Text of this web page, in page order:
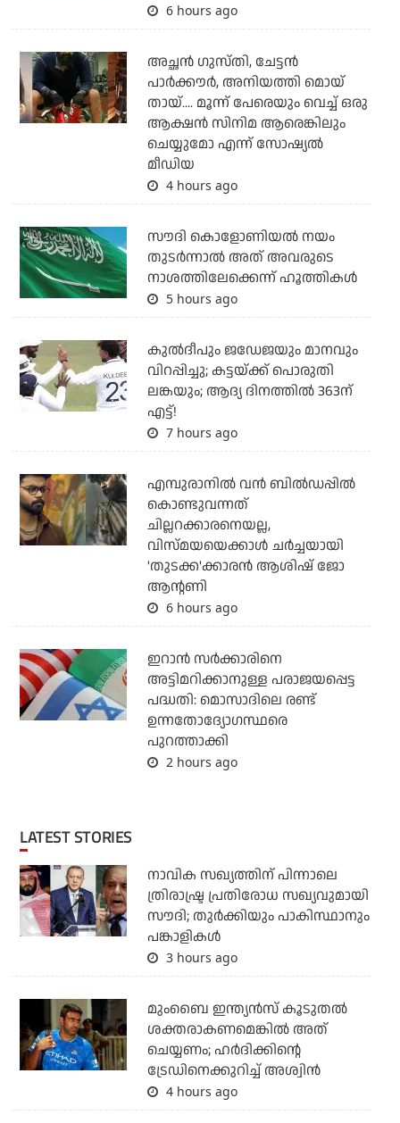
6 hours ago
അച്ഛന്‍ ഗുസ്തി, ചേട്ടന്‍
പാര്‍ക്കൗര്‍, അനിയത്തി മൊയ്
തായ്.... മൂന്ന് പേരെയും വെച്ച് ഒരു
ആക്ഷന്‍ സിനിമ ആരെങ്കിലും
ചെയ്യുമോ എന്ന് സോഷ്യല്‍
മീഡിയ
4 hours ago
സൗദി കൊളോണിയല്‍ നയം
തുടര്‍ന്നാല്‍ അത് അവരുടെ
നാശത്തിലേക്കെന്ന് ഹൂത്തികള്‍
5 hours ago
കുല്‍ദീപും ജഡേജയും മാനവും
വിറപ്പിച്ചു; കട്ടയ്ക്ക് പൊരുതി
ലങ്കയും; ആദ്യ ദിനത്തില്‍ 363ന്
എട്ട്!
7 hours ago
എമ്പുരാനില്‍ വന്‍ ബില്‍ഡപ്പില്‍
കൊണ്ടുവന്നത്
ചില്ലറക്കാരനെയല്ല,
വിസ്മയയെക്കാള്‍ ചര്‍ച്ചയായി
'തുടക്ക'ക്കാരന്‍ ആശിഷ് ജോ
ആന്റണി
6 hours ago
ഇറാന്‍ സര്‍ക്കാരിനെ
അട്ടിമറിക്കാനുള്ള പരാജയപ്പെട്ട
പദ്ധതി: മൊസാദിലെ രണ്ട്
ഉന്നതോദ്യോഗസ്ഥരെ
പുറത്താക്കി
2 hours ago
LATEST STORIES
നാവിക സഖ്യത്തിന് പിന്നാലെ
ത്രിരാഷ്ട്ര പ്രതിരോധ സഖ്യവുമായി
സൗദി; തുര്‍ക്കിയും പാകിസ്ഥാനും
പങ്കാളികള്‍
3 hours ago
മുംബൈ ഇന്ത്യന്‍സ് കൂടുതല്‍
ശക്തരാകണമെങ്കില്‍ അത്
ചെയ്യണം; ഹര്‍ദിക്കിന്റെ
ട്രേഡിനെക്കുറിച്ച് അശ്വിന്‍
4 hours ago